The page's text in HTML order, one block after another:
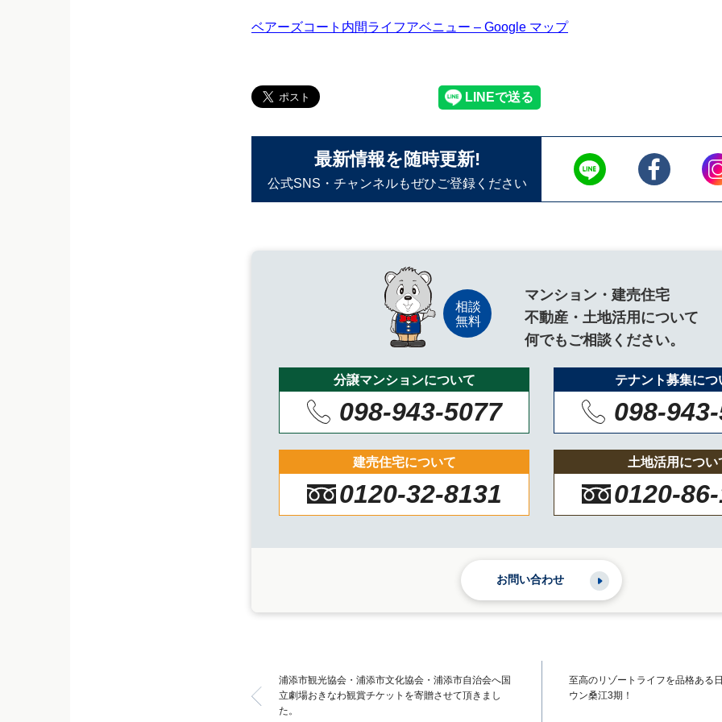
ベアーズコート内間ライフアベニュー – Google マップ
最新情報を随時更新!
公式SNS・チャンネルもぜひご登録ください
マンション・建売住宅
不動産・土地活用について
何でもご相談ください。
分譲マンションについて
098-943-5077
テナント募集につ
098-
建売住宅について
0120-32-8131
土地活用につい
0120-
お問い合わせ
浦添市観光協会・浦添市文化協会・浦添市自治会へ国
立劇場おきなわ観賞チケットを寄贈させて頂きまし
た。
至高のリゾートライフを品格ある
ウン桑江3期！